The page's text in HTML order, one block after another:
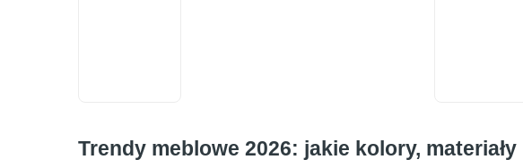
Trendy meblowe 2026: jakie kolory,